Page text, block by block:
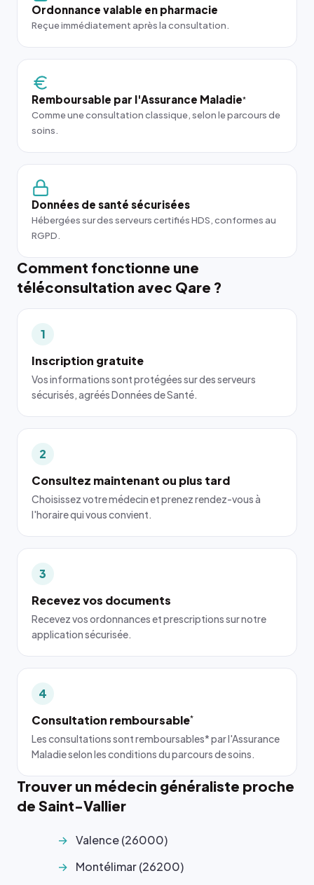
Ordonnance valable en pharmacie
Reçue immédiatement après la consultation.
Remboursable par l'Assurance Maladie*
Comme une consultation classique, selon le parcours de
soins.
Données de santé sécurisées
Hébergées sur des serveurs certifiés HDS, conformes au
RGPD.
Comment fonctionne une
téléconsultation avec Qare ?
1
Inscription gratuite
Vos informations sont protégées sur des serveurs
sécurisés, agréés Données de Santé.
2
Consultez maintenant ou plus tard
Choisissez votre médecin et prenez rendez-vous à
l'horaire qui vous convient.
3
Recevez vos documents
Recevez vos ordonnances et prescriptions sur notre
application sécurisée.
4
Consultation remboursable*
Les consultations sont remboursables* par l'Assurance
Maladie selon les conditions du parcours de soins.
Trouver un médecin généraliste proche
de Saint-Vallier
Valence (26000)
Montélimar (26200)